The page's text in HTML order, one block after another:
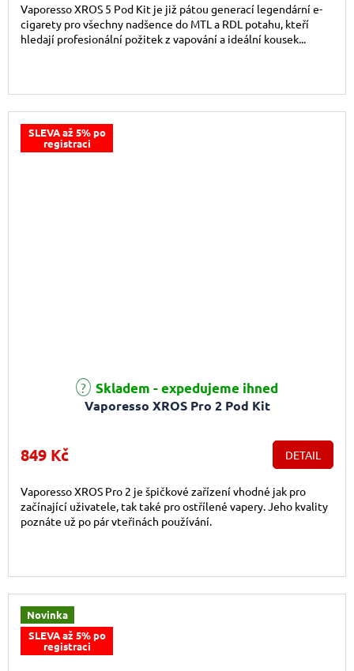
Vaporesso XROS 5 Pod Kit je již pátou generací legendární e-
cigarety pro všechny nadšence do MTL a RDL potahu, kteří
hledají profesionální požitek z vapování a ideální kousek...
SLEVA až 5% po
registraci
Vaporesso XROS Pro 2 Pod Kit
Průměrné hodnocení produktu je 5,0 z 5 hvězdiček.
Skladem - expedujeme ihned
849 Kč DETAIL
Vaporesso XROS Pro 2 je špičkové zařízení vhodné jak pro
začínající uživatele, tak také pro ostřílené vapery. Jeho kvality
poznáte už po pár vteřinách používání.
Novinka
SLEVA až 5% po
registraci